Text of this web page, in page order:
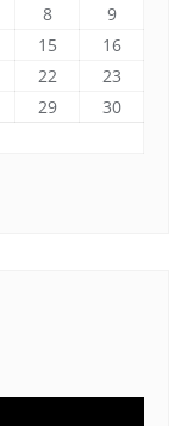
8
9
15
16
22
23
29
30